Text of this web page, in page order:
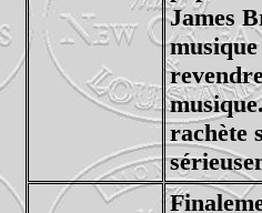
James
rachète